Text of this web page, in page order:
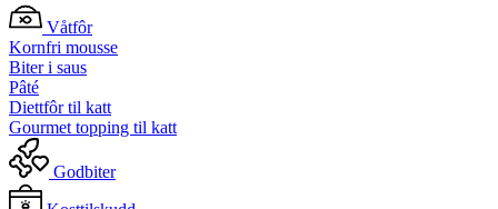
Våtfôr
Kornfri mousse
Biter i saus
Pâté
Diettfôr til katt
Gourmet topping til katt
Godbiter